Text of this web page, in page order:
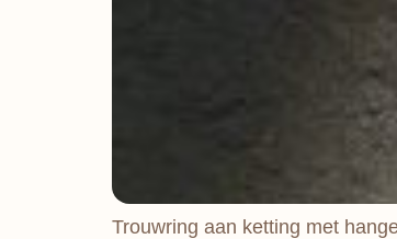
Trouwring aan ketting met